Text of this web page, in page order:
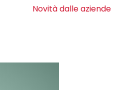
Novità dalle aziende